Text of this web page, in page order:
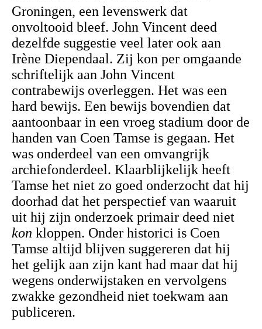
Groningen, een levenswerk dat
onvoltooid bleef. John Vincent deed
dezelfde suggestie veel later ook aan
Irène Diependaal. Zij kon per omgaande
schriftelijk aan John Vincent
contrabewijs overleggen. Het was een
hard bewijs. Een bewijs bovendien dat
aantoonbaar in een vroeg stadium door de
handen van Coen Tamse is gegaan. Het
was onderdeel van een omvangrijk
archiefonderdeel. Klaarblijkelijk heeft
Tamse het niet zo goed onderzocht dat hij
doorhad dat het perspectief van waaruit
uit hij zijn onderzoek primair deed niet
kon kloppen. Onder historici is Coen
Tamse altijd blijven suggereren dat hij
het gelijk aan zijn kant had maar dat hij
wegens onderwijstaken en vervolgens
zwakke gezondheid niet toekwam aan
publiceren.